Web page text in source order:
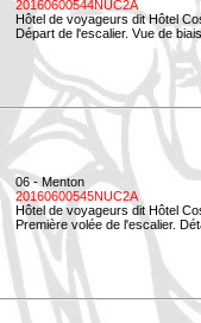
20160600544NUC2A
Hôtel de voyageurs dit Hôtel
Départ de l'escalier. Vue de
06 - Menton
20160600545NUC2A
Hôtel de voyageurs dit Hôtel
Première volée de l'escalier.